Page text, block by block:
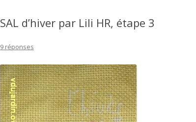
SAL d’hiver par Lili HR, étape 3
9 réponses